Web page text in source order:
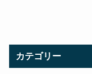
カテゴリー